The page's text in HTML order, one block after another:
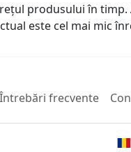
produsului în
este cel mai mic
Întrebări frecvente